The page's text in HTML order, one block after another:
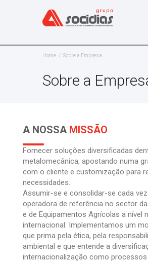
Home Sobre a Empresa
Sobre a
A NOSSA MISSÃO
Fornecer soluções diversificadas
metalomecânica, apostando numa
com o cliente e customização para
necessidades.
Assumir-se e consolidar-se cada
operadora de referência no sector
e de Equipamentos Agrícolas a nível
internacional. Implementamos um
que prima pela ética, pela
ambiental e que entende a
internacionalização como